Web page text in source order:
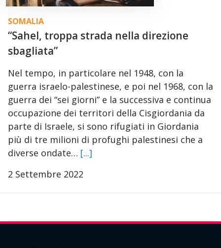
SOMALIA
“Sahel, troppa strada nella direzione
sbagliata”
Nel tempo, in particolare nel 1948, con la
guerra israelo-palestinese, e poi nel 1968, con la
guerra dei “sei giorni” e la successiva e continua
occupazione dei territori della Cisgiordania da
parte di Israele, si sono rifugiati in Giordania
più di tre milioni di profughi palestinesi che a
diverse ondate… [...]
2 Settembre 2022